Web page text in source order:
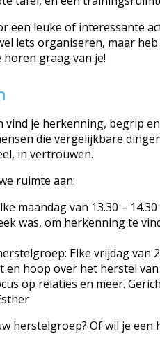
een leuke of interessante
iets organiseren, maar
horen graag van je!
je herkenning, begrip
die vergelijkbare
in vertrouwen.
ruimte aan:
maandag van 13.30 –
was, om herkenning te
Elke vrijdag van
en hoop over het herstel
op relaties en meer.
herstelgroep? Of wil je een